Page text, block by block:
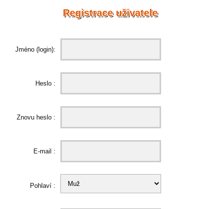
Registrace uživatele
Jméno (login):
Heslo :
Znovu heslo :
E-mail :
Pohlaví :